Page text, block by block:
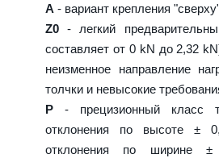
A - вариант крепления
Z0 - легкий
составляет от 0 kN до 2,32
неизменное направление
толчки и невысокие
P - прецизионный класс
отклонения по высоте ±
отклонения по ширине